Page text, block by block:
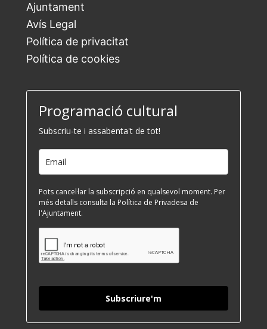
Ajuntament
Avís Legal
Política de privacitat
Política de cookies
Programació cultural
Subscriu-te i assabenta't de tot!
Pots cancel·lar la subscripció en qualsevol moment. Per
més detalls consulta la Política de Privadesa de
l'Ajuntament.
Subscriure'm